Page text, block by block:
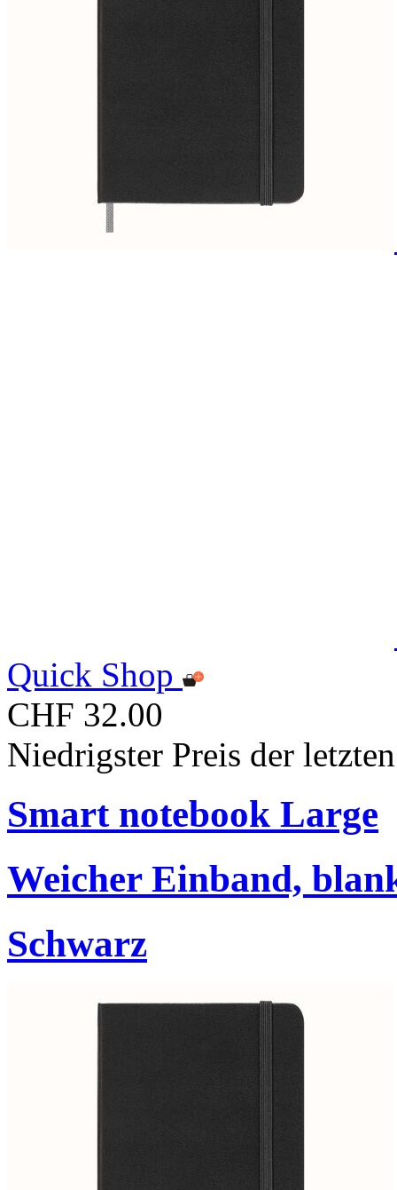
Quick Shop
CHF 32.00
Niedrigster Preis der
Smart notebook Large
Weicher Einband,
Schwarz